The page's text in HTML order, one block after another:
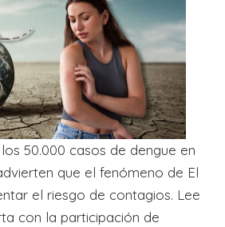
50.000 casos de dengue en
que el fenómeno de El
el riesgo de contagios. Lee
con la participación de